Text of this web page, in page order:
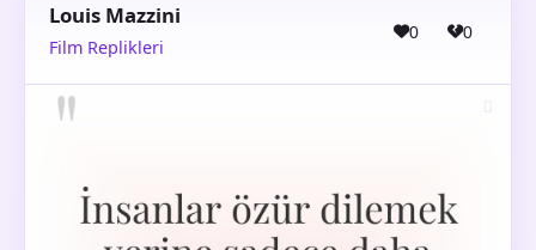
Louis Mazzini
Film Replikleri
0 0